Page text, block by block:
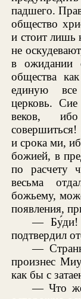
падшего.
общество
и стоит лишь
не
в ожидании
общества
единую
церковь.
веков,
и срока ми,
божией, в
по расчету
весьма
божьему,
появления,
— Бу́ди!
подтвердил
—
произнес
как бы с
— Что же